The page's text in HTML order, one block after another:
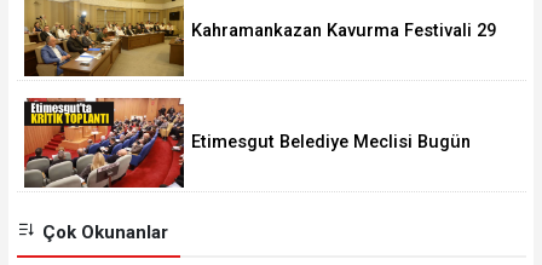
Kahramankazan Kavurma Festivali 29
Etimesgut Belediye Meclisi Bugün
Çok Okunanlar